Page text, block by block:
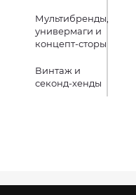
Мультибренды,
универмаги и
концепт-сторы
Винтаж и
секонд-хенды